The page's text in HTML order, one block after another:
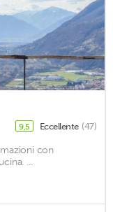
9,5 Eccellente (47)
con
...